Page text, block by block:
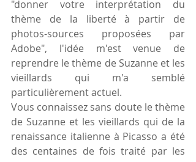
"donner votre interprétation du
thème de la liberté à partir de
photos-sources proposées par
Adobe", l'idée m'est venue de
reprendre le thème de Suzanne et les
vieillards qui m'a semblé
particulièrement actuel.
Vous connaissez sans doute le thème
de Suzanne et les vieillards qui de la
renaissance italienne à Picasso a été
des centaines de fois traité par les